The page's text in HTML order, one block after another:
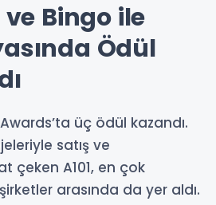
ve Bingo ile
Ödül
üç ödül kazandı.
satış ve
çeken A101, en çok
arasında da yer aldı.